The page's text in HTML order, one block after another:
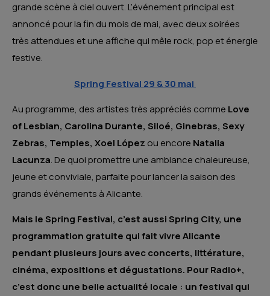
grande scène à ciel ouvert. L’événement principal est
annoncé pour la fin du mois de mai, avec deux soirées
très attendues et une affiche qui mêle rock, pop et énergie
festive.
Spring Festival 29 & 30 mai
Au programme, des artistes très appréciés comme Love
of Lesbian, Carolina Durante, Siloé, Ginebras, Sexy
Zebras, Temples, Xoel López ou encore Natalia
Lacunza. De quoi promettre une ambiance chaleureuse,
jeune et conviviale, parfaite pour lancer la saison des
grands événements à Alicante.
Mais le Spring Festival, c’est aussi Spring City, une
programmation gratuite qui fait vivre Alicante
pendant plusieurs jours avec concerts, littérature,
cinéma, expositions et dégustations. Pour Radio+,
c’est donc une belle actualité locale : un festival qui